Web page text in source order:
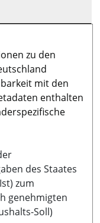
zu den
mit den
enthalten
des Staates
zum
genehmigten
Soll)